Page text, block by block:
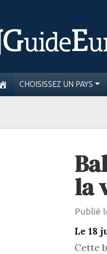
CHOISISSEZ UN PAYS
la
Publié
Le 18
Cette